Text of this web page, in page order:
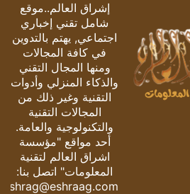
إشراق العالم..موقع
شامل تقني إخباري
اجتماعي, يهتم بالتدوين
في كافة المجالات
ومنها المجال التقني
والذكاء المنزلي وأدوات
التقنية وغير ذلك من
المجالات التقنية
والتكنولوجية والعامة.
أحد مواقع "مؤسسة
اشراق العالم لتقنية
المعلومات" اتصل بنا:
eshrag@eshraag.com